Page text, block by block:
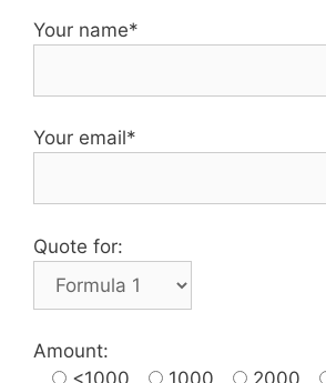
Your name*
Your email*
Quote for:
Amount:
<1000
1000 2000